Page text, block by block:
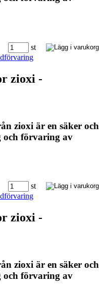
st
zioxi -
zioxi är en säker och
och förvaring av
st
zioxi -
zioxi är en säker och
och förvaring av